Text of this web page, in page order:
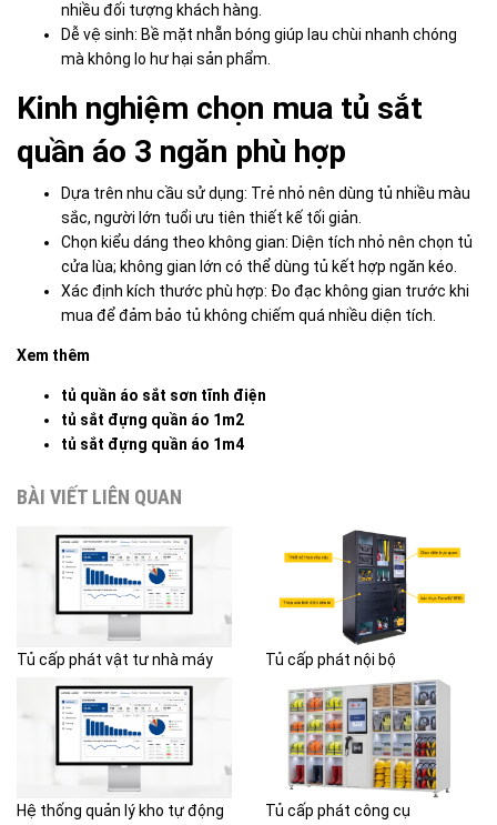
nhiều đối tượng khách hàng.
Dễ vệ sinh: Bề mặt nhẵn bóng giúp lau chùi nhanh chóng
mà không lo hư hại sản phẩm.
Kinh nghiệm chọn mua tủ sắt
quần áo 3 ngăn phù hợp
Dựa trên nhu cầu sử dụng: Trẻ nhỏ nên dùng tủ nhiều màu
sắc, người lớn tuổi ưu tiên thiết kế tối giản.
Chọn kiểu dáng theo không gian: Diện tích nhỏ nên chọn tủ
cửa lùa; không gian lớn có thể dùng tủ kết hợp ngăn kéo.
Xác định kích thước phù hợp: Đo đạc không gian trước khi
mua để đảm bảo tủ không chiếm quá nhiều diện tích.
Xem thêm
tủ quần áo sắt sơn tĩnh điện
tủ sắt đựng quần áo 1m2
tủ sắt đựng quần áo 1m4
BÀI VIẾT LIÊN QUAN
Tủ cấp phát vật tư nhà máy Tủ cấp phát nội bộ
Hệ thống quản lý kho tự động Tủ cấp phát công cụ